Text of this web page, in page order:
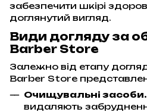
забезпечити шкірі
доглянутий вигляд.
Види догляду за
Barber Store
Залежно від етапу
Barber Store
Очищувальні засоби.
видаляють